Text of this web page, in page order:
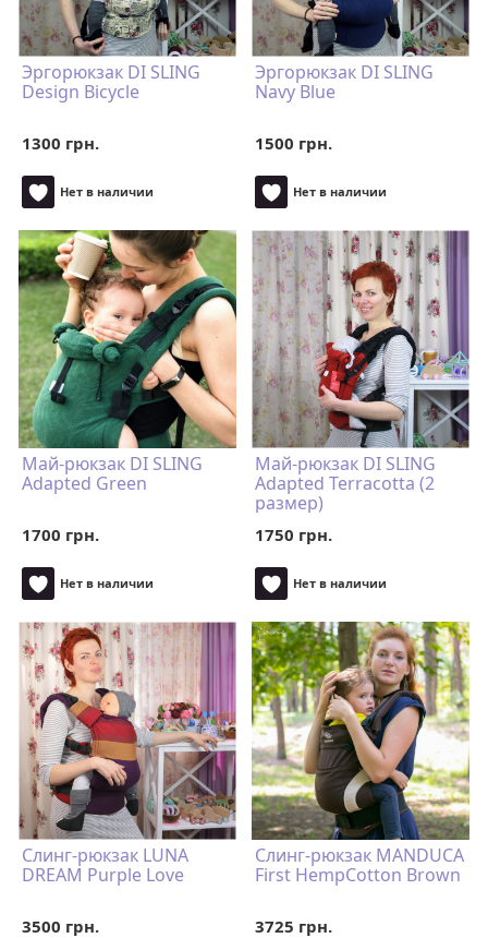
Эргорюкзак DI SLING
Design Bicycle
1300 грн.
Нет в наличии
Эргорюкзак DI SLING
Navy Blue
1500 грн.
Нет в наличии
Май-рюкзак DI SLING
Adapted Green
1700 грн.
Нет в наличии
Май-рюкзак DI SLING
Adapted Terracotta (2
размер)
1750 грн.
Нет в наличии
Слинг-рюкзак LUNA
DREAM Purple Love
3500 грн.
Слинг-рюкзак MANDUCA
First HempCotton Brown
3725 грн.